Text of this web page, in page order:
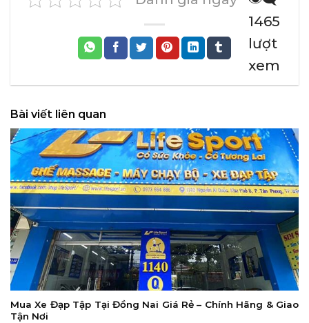
1465
lượt
xem
Bài viết liên quan
Mua Xe Đạp Tập Tại Đồng Nai Giá Rẻ – Chính Hãng & Giao
Tận Nơi